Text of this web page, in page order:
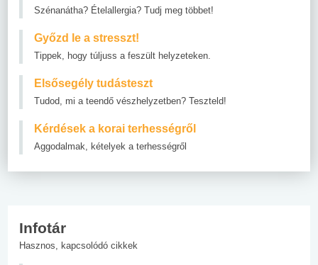
Szénanátha? Ételallergia? Tudj meg többet!
Győzd le a stresszt!
Tippek, hogy túljuss a feszült helyzeteken.
Elsősegély tudásteszt
Tudod, mi a teendő vészhelyzetben? Teszteld!
Kérdések a korai terhességről
Aggodalmak, kételyek a terhességről
Infotár
Hasznos, kapcsolódó cikkek